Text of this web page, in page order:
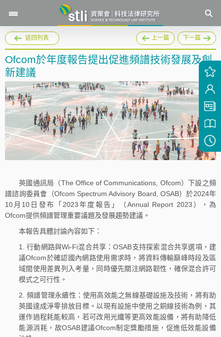
返回列表 上一篇 下一篇
Ofcom於年度報告提出促進頻譜技術發展及創
新建議
英國通訊局（The Office of Communications, Ofcom）下設之頻
譜諮詢委員會（Ofcom Spectrum Advisory Board, OSAB）於2024年
10月10日發布「2023年度報告」（Annual Report 2023），為
Ofcom提供頻譜管理重要議題及發展趨勢建議。
本報告具體討論內容如下：
1. 行動網路與Wi-Fi混合共享：OSAB支持探索混合共享選項，建
議Ofcom於確認國內網路使用需求時，將資料傳輸巔峰時段及區
域間使用差異列入考量，同時優先關注網路韌性，確保混合許可
模式之可行性。
2. 頻譜管理永續性：使用高效能之無線基礎設施及技術，將有助
英國達成淨零排放目標。以現有設施中使用之銅線技術為例，其
運作過程耗能較高，若可改用光纖等更高效能設備，將有助降低
能源消耗，故OSAB建議Ofcom制定獎勵措施，促進低效能設備